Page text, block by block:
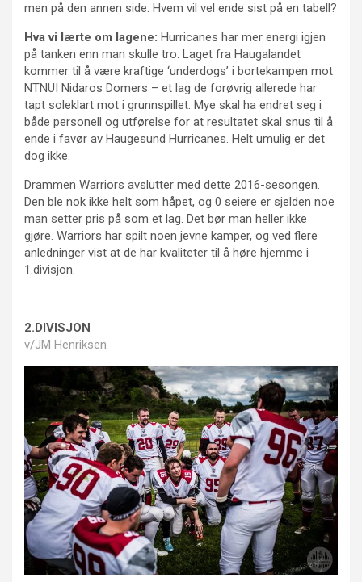
men på den annen side: Hvem vil vel ende sist på en tabell?
Hva vi lærte om lagene: Hurricanes har mer energi igjen
på tanken enn man skulle tro. Laget fra Haugalandet
kommer til å være kraftige ‘underdogs’ i bortekampen mot
NTNUI Nidaros Domers – et lag de forøvrig allerede har
tapt soleklart mot i grunnspillet. Mye skal ha endret seg i
både personell og utførelse for at resultatet skal snus til å
ende i favør av Haugesund Hurricanes. Helt umulig er det
dog ikke.
Drammen Warriors avslutter med dette 2016-sesongen.
Den ble nok ikke helt som håpet, og 0 seiere er sjelden noe
man setter pris på som et lag. Det bør man heller ikke
gjøre. Warriors har spilt noen jevne kamper, og ved flere
anledninger vist at de har kvaliteter til å høre hjemme i
1.divisjon.
2.DIVISJON
v/JM Henriksen